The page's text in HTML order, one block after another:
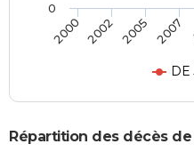
DE
2000 2002 2005 2007
0
Répartition des décès de